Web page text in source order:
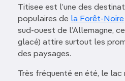
Titisee est l’une des
populaires de la Forêt-Noire
sud-ouest de l’Allemagne, ce
glacé) attire surtout les
des paysages.
Très fréquenté en été, le